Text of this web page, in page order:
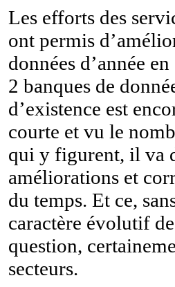
Les efforts des
ont permis
données d’année
2 banques de
d’existence est
courte et vu le
qui y figurent, il va
améliorations et
du temps. Et ce,
caractère évolutif
question,
secteurs.